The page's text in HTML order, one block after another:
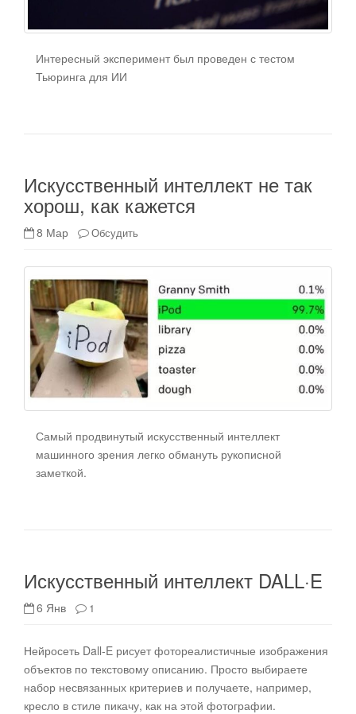
Интересный эксперимент был проведен с тестом
Тьюринга для ИИ
Искусственный интеллект не так
хорош, как кажется
8 Мар Обсудить
Самый продвинутый искусственный интеллект
машинного зрения легко обмануть рукописной
заметкой.
Искусственный интеллект DALL·E
6 Янв 1
Нейросеть Dall-E рисует фотореалистичные изображения
объектов по текстовому описанию. Просто выбираете
набор несвязанных критериев и получаете, например,
кресло в стиле пикачу, как на этой фотографии.